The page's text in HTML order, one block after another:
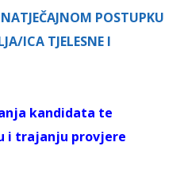
POSTUPKU
ICA TJELESNE I
kandidata te
i trajanju provjere